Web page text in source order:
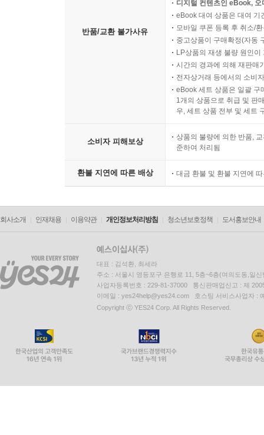
반품/교환 불가사유
디지털 컨텐츠인 eBook,
eBook 대여 상품은 대여 기
모바일 쿠폰 등록 후 취소/
중고상품이 구매확정(자동
LP상품의 재생 불량 원인
시간의 경과에 의해 재판매
전자상거래 등에서의 소비
eBook 세트 상품은 일괄 구
1개의 상품으로 취급 및 판
우, 세트 상품 전부 및 세트
소비자 피해보상
상품의 불량에 의한 반품,
준하여 처리됨
환불 지연에 따른 배상 대금 환불 및 환불 지연에
회사소개 인재채용 이용약관 개인정보처리방침 청소년보호정책 도서홍보안내
대표 : 김석환, 최세라
주소 : 서울시 영등포구 은행로 11, 5층~6층(여의도동,일신
사업자등록번호 : 229-81-37000 통신판매업신고 : 제
이메일 : yes24help@yes24.com 호스팅 서비스사업자 :
Copyright ⓒ YES24 Corp. All Rights Reserved.